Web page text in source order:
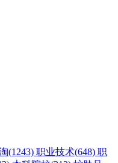
(1243) 职业技术(648) 职